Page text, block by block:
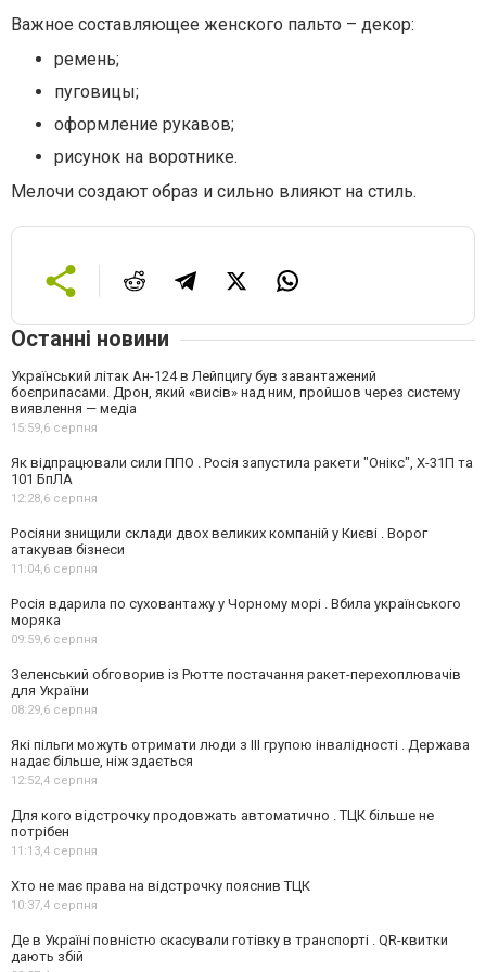
Важное составляющее женского пальто – декор:
ремень;
пуговицы;
оформление рукавов;
рисунок на воротнике.
Мелочи создают образ и сильно влияют на стиль.
Останні новини
Український літак Ан-124 в Лейпцигу був завантажений
боєприпасами. Дрон, який «висів» над ним, пройшов через систему
виявлення — медіа
15:59,6 серпня
Як відпрацювали сили ППО . Росія запустила ракети "Онікс", Х-31П та
101 БпЛА
12:28,6 серпня
Росіяни знищили склади двох великих компаній у Києві . Ворог
атакував бізнеси
11:04,6 серпня
Росія вдарила по суховантажу у Чорному морі . Вбила українського
моряка
09:59,6 серпня
Зеленський обговорив із Рютте постачання ракет-перехоплювачів
для України
08:29,6 серпня
Які пільги можуть отримати люди з III групою інвалідності . Держава
надає більше, ніж здається
12:52,4 серпня
Для кого відстрочку продовжать автоматично . ТЦК більше не
потрібен
11:13,4 серпня
Хто не має права на відстрочку пояснив ТЦК
10:37,4 серпня
Де в Україні повністю скасували готівку в транспорті . QR-квитки
дають збій